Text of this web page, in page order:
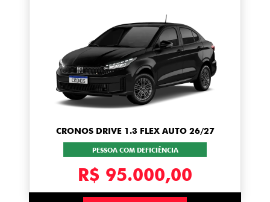
CRONOS DRIVE 1.3 FLEX AUTO 26/27
PESSOA COM DEFICIÊNCIA
R$ 95.000,00